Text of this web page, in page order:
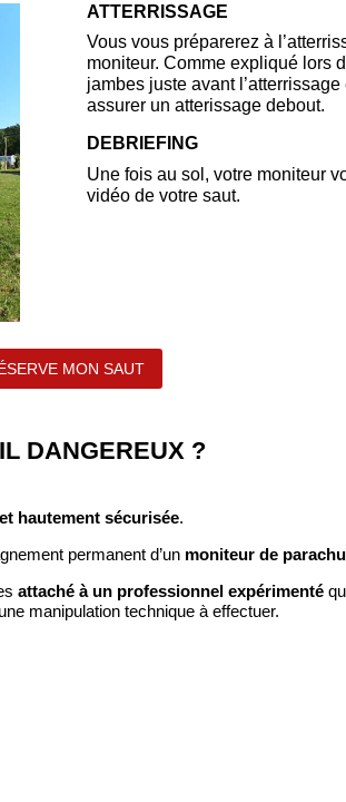
ATTERRISSAGE
Vous vous préparerez à
moniteur. Comme expliqué lors
jambes juste avant
assurer un atterissage debout.
DEBRIEFING
Une fois au sol, votre moniteur
vidéo de votre saut.
MON SAUT
DANGEREUX ?
hautement sécurisée.
permanent d’un moniteur de
attaché à un professionnel expérimenté
manipulation technique à effectuer.